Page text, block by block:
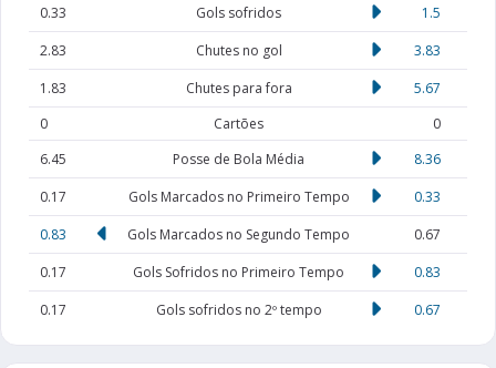
0.33
Gols sofridos
1.5
2.83
Chutes no gol
3.83
1.83
Chutes para fora
5.67
0
Cartões
0
6.45
Posse de Bola Média
8.36
0.17
Gols Marcados no Primeiro Tempo
0.33
0.83
Gols Marcados no Segundo Tempo
0.67
0.17
Gols Sofridos no Primeiro Tempo
0.83
0.17
Gols sofridos no 2º tempo 0.67